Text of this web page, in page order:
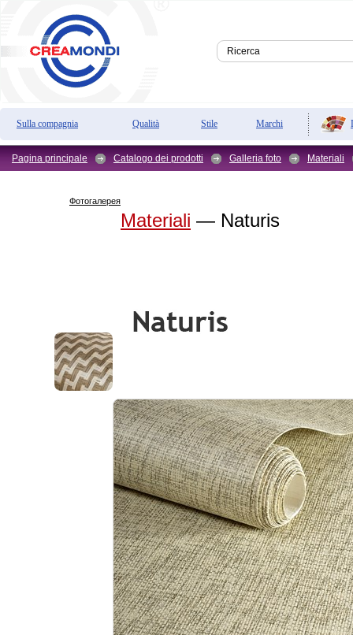
Sulla compagnia Qualità Stile Marchi
Pagina principale Catalogo dei prodotti Galleria foto Materiali
Фотогалерея
Materiali — Naturis